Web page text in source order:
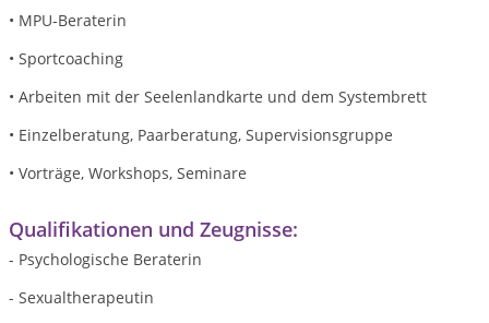
• MPU-Beraterin
• Sportcoaching
• Arbeiten mit der Seelenlandkarte und dem Systembrett
• Einzelberatung, Paarberatung, Supervisionsgruppe
• Vorträge, Workshops, Seminare
Qualifikationen und Zeugnisse:
- Psychologische Beraterin
- Sexualtherapeutin